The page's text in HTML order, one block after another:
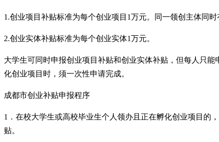
1.创业项目补贴标准为每个创业项目1万元。同一领创主体同
2.创业实体补贴标准为每个创业实体1万元。
大学生可同时申报创业项目补贴和创业实体补贴，但每人只
化创业项目时，须一次性申请完成。
成都市创业补贴申报程序
1．在校大学生或高校毕业生个人领办且正在孵化创业项目的
贴。